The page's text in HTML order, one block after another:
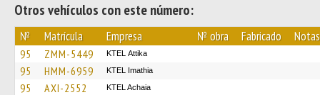
Otros vehículos con este número:
№ Matrícula Empresa № obra Fabricado Notas
95 ZMM-5449 KΤΕL Αttika
95 HMM-6959 KTEL Imathia
95 AXI-2552 KTEL Achaia